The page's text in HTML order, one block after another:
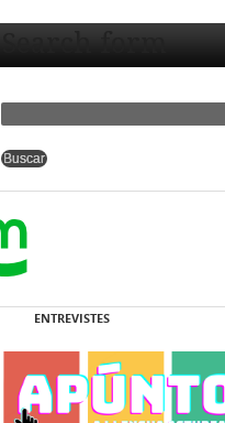
Search form
ENTREVISTES